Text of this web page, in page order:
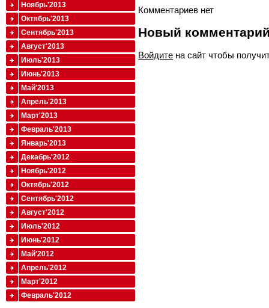
Комментариев нет
Новый
Войдите на сайт чтобы
Ноябрь'2013
Октябрь'2013
Сентябрь'2013
Август'2013
Июль'2013
Июнь'2013
Май'2013
Апрель'2013
Март'2013
Февраль'2013
Январь'2013
Декабрь'2012
Ноябрь'2012
Октябрь'2012
Сентябрь'2012
Август'2012
Июль'2012
Июнь'2012
Май'2012
Апрель'2012
Март'2012
Февраль'2012